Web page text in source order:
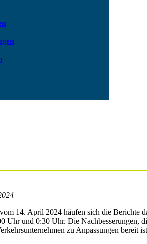
14. April 2024 häufen sich die Berichte
Uhr und 0:30 Uhr. Die
zu Anpassungen bereit